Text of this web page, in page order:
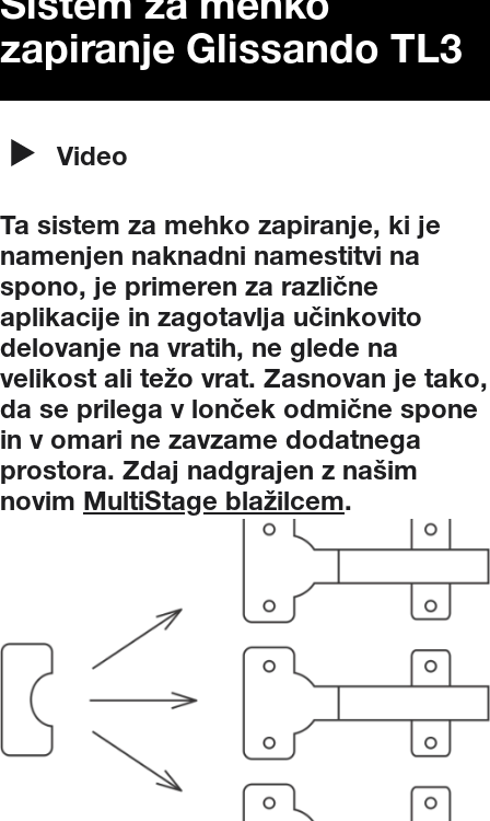
Sistem za mehko
zapiranje Glissando TL3
Video
Ta sistem za mehko zapiranje, ki je
namenjen naknadni namestitvi na
spono, je primeren za različne
aplikacije in zagotavlja učinkovito
delovanje na vratih, ne glede na
velikost ali težo vrat. Zasnovan je tako,
da se prilega v lonček odmične spone
in v omari ne zavzame dodatnega
prostora. Zdaj nadgrajen z našim
novim MultiStage blažilcem.